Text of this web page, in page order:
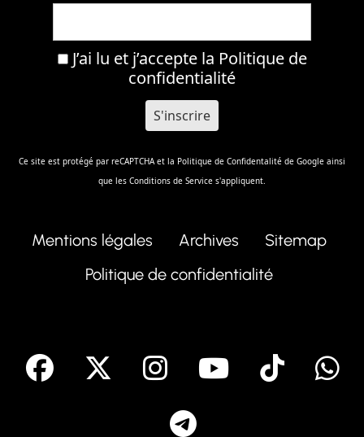
J’ai lu et j’accepte la Politique de
confidentialité
Ce site est protégé par reCAPTCHA et la Politique de Confidentalité de Google ainsi
que les Conditions de Service s'appliquent.
Mentions légales Archives
Sitemap
Politique de confidentialité
facebook Instagram
Youtube
Tik